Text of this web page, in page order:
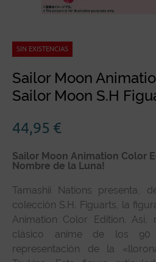
SIN EXISTENCIAS
Sailor Moon
Sailor Moon S.H
44,95 €
Sailor Moon Animation Color
Nombre de la Luna!
Tamashii Nations presenta,
colección S.H. Figuarts, la
Animation Color Edition.
clásico anime de los 90
representación de la